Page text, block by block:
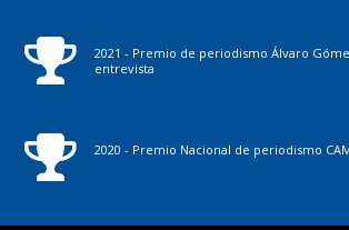
2021 - Premio de periodismo Álvaro
entrevista
2020 - Premio Nacional de periodismo